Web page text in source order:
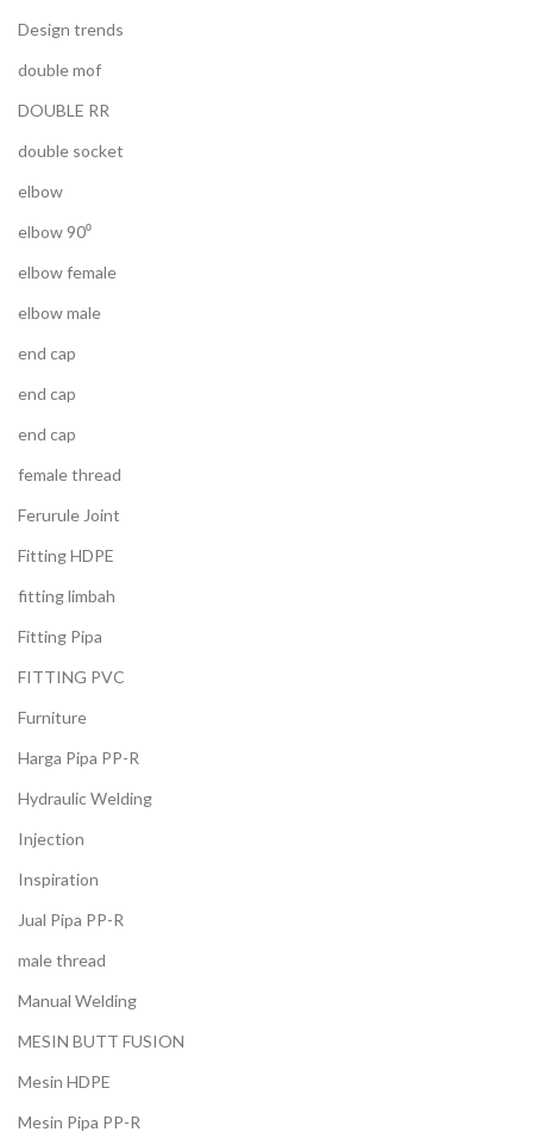
Design trends
double mof
DOUBLE RR
double socket
elbow
elbow 90⁰
elbow female
elbow male
end cap
end cap
end cap
female thread
Ferurule Joint
Fitting HDPE
fitting limbah
Fitting Pipa
FITTING PVC
Furniture
Harga Pipa PP-R
Hydraulic Welding
Injection
Inspiration
Jual Pipa PP-R
male thread
Manual Welding
MESIN BUTT FUSION
Mesin HDPE
Mesin Pipa PP-R